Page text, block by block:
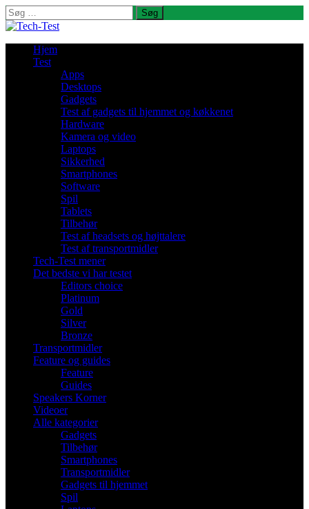
Søg
efter:
Hjem
Test
Apps
Desktops
Gadgets
Test af gadgets til hjemmet og køkkenet
Hardware
Kamera og video
Laptops
Sikkerhed
Smartphones
Software
Spil
Tablets
Tilbehør
Test af headsets og højttalere
Test af transportmidler
Tech-Test mener
Det bedste vi har testet
Editors choice
Platinum
Gold
Silver
Bronze
Transportmidler
Feature og guides
Feature
Guides
Speakers Korner
Videoer
Alle kategorier
Gadgets
Tilbehør
Smartphones
Transportmidler
Gadgets til hjemmet
Spil